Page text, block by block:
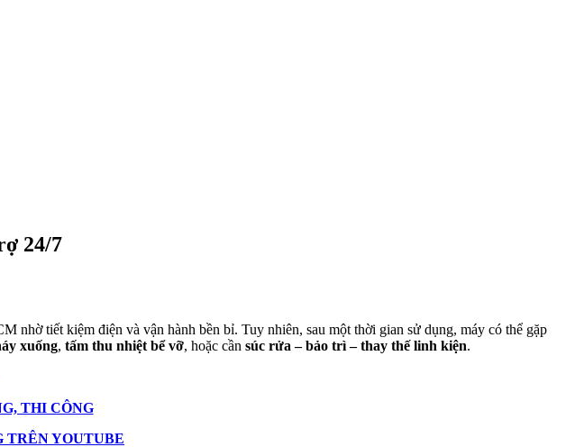
24/7
nhờ tiết kiệm điện và vận hành bền bỉ. Tuy nhiên, sau một thời gian sử dụng, máy có thể gặp
xuống, tấm thu nhiệt bể vỡ, hoặc cần súc rửa – bảo trì – thay thế linh kiện.
THI CÔNG
TRÊN YOUTUBE